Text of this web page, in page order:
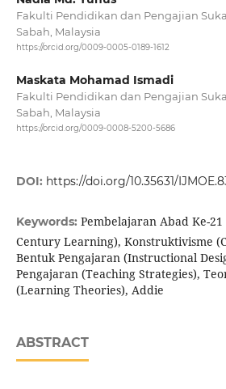
Fakulti Pendidikan dan Pengajian
Sabah, Malaysia
https://orcid.org/0009-0005-0189-1612
Maskata Mohamad Ismadi
Fakulti Pendidikan dan Pengajian
Sabah, Malaysia
https://orcid.org/0009-0008-5200-5686
DOI: https://doi.org/10.35631/
Keywords: Pembelajaran Abad Ke-
Century Learning), Konstruktivisme
Bentuk Pengajaran (Instructional
Pengajaran (Teaching Strategies),
(Learning Theories), Addie
ABSTRACT